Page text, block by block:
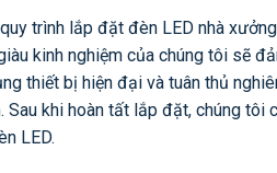
trình lắp đặt đèn LED nhà
kinh nghiệm của chúng tôi sẽ
thiết bị hiện đại và tuân thủ
khi hoàn tất lắp đặt, chúng tôi
LED.